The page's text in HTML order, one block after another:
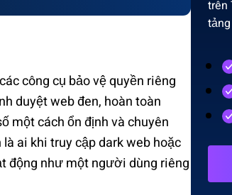
công cụ bảo vệ quyền riêng
duyệt web đen, hoàn toàn
một cách ổn định và chuyên
ai khi truy cập dark web hoặc
động như một người dùng riêng
trên